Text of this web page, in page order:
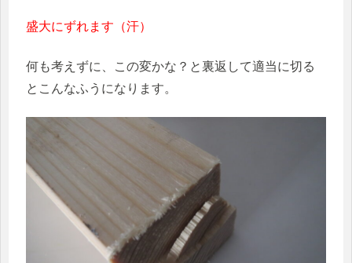
盛大にずれます（汗）
何も考えずに、この変かな？と裏返して適当に切る
とこんなふうになります。